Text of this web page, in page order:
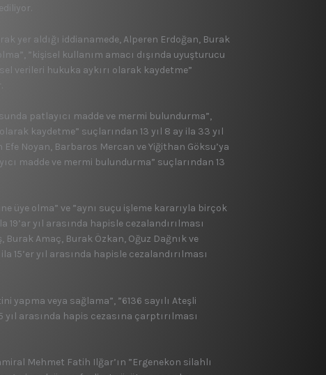
yer aldığı iddianamede, Alperen Erdoğan, Burak
”kişisel kullanım amacı dışında uyuşturucu
verileri hukuka aykırı olarak kaydetme”
patlayıcı madde ve mermi bulundurma”,
kaydetme” suçlarından 13 yıl 8 ay ila 33 yıl
Noyan, Barbaros Mercan ve Yiğithan Göksu’ya
madde ve mermi bulundurma” suçlarından 13
üye olma” ve ”aynı suçu işleme kararıyla birçok
yıl arasında hapisle cezalandırılması
Amaç, Burak Özkan, Oğuz Dağnık ve
15’er yıl arasında hapisle cezalandırılması
yapma veya sağlama”, ”6136 sayılı Ateşli
arasında hapis cezasına çarptırılması
Mehmet Fatih Ilğar’ın ”Ergenekon silahlı